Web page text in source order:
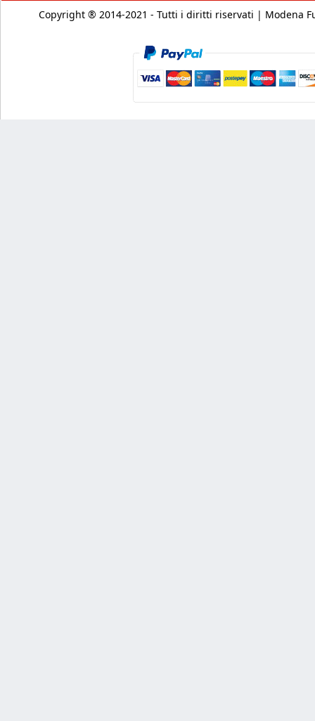
Copyright ® 2014-2021 - Tutti i diritti riservati | Modena